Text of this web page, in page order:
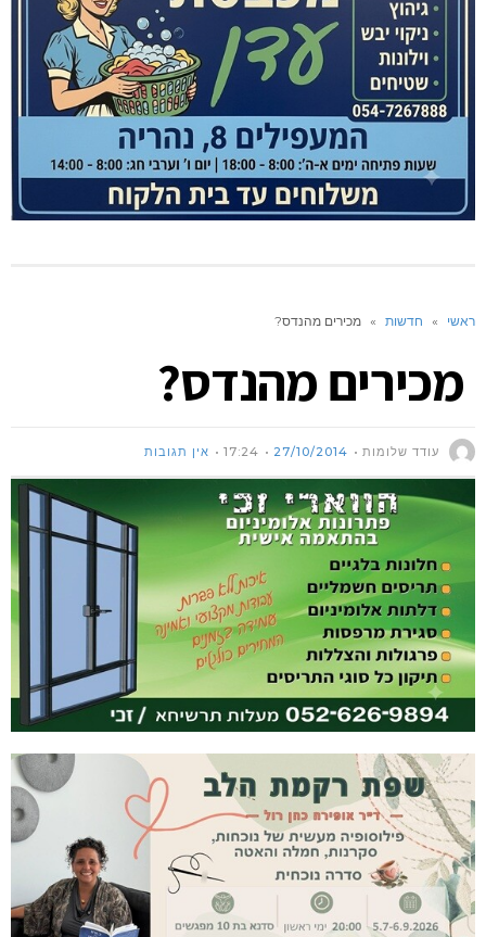
ראשי » חדשות » מכירים מהנדס?
מכירים מהנדס?
עודד שלומות 27/10/2014
17:24 אין תגובות